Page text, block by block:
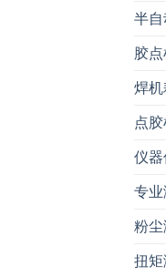
半
胶
焊
点
仪器
专业
粉
扭矩